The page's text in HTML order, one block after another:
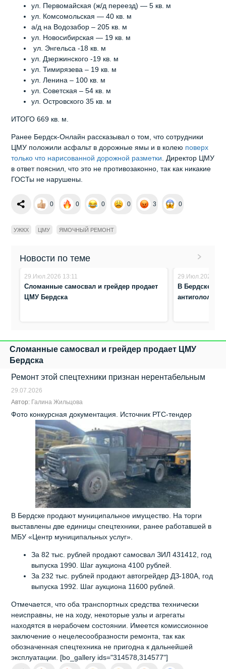
ул. Первомайская (ж/д переезд) — 5 кв. м
ул. Комсомольская — 40 кв. м
а/д на Водозабор – 205 кв. м
ул. Новосибирская — 19 кв. м
ул. Энгельса -18 кв. м
ул. Дзержинского -19 кв. м
ул. Тимирязева – 19 кв. м
ул. Ленина – 100 кв. м
ул. Советская – 54 кв. м
ул. Островского 35 кв. м
ИТОГО 669 кв. м.
Ранее Бердск-Онлайн рассказывал о том, что сотрудники
ЦМУ положили асфальт в дорожные ямы и в колею поверх
только что нарисованной дорожной разметки. Директор ЦМУ
в ответ пояснил, что это не противозаконно, так как никакие
ГОСТы не нарушены.
0 0 0 0 3 0
УЖКХ ЦМУ ЯМОЧНЫЙ РЕМОНТ
Новости по теме
29.Июл.2026 13:11
Сломанные самосвал и грейдер продает
ЦМУ Бердска
29.Июл.2026
В Бердске
Сломанные самосвал и грейдер продает ЦМУ
Бердска
Ремонт этой спецтехники признан нерентабельным
29.07.2026
Автор: Галина Жильцова
Фото конкурсная документация. Источник РТС-тендер
В Бердске продают муниципальное имущество. На торги
выставлены две единицы спецтехники, ранее работавшей в
МБУ «Центр муниципальных услуг».
За 82 тыс. рублей продают самосвал ЗИЛ 431412, год
выпуска 1990. Шаг аукциона 4100 рублей.
За 232 тыс. рублей продают автогрейдер ДЗ-180А, год
выпуска 1992. Шаг аукциона 11600 рублей.
Отмечается, что оба транспортных средства технически
неисправны, не на ходу, некоторые узлы и агрегаты
находятся в нерабочем состоянии. Имеется комиссионное
заключение о нецелесообразности ремонта, так как
обозначенная спецтехника не пригодна к дальнейшей
эксплуатации. [bo_gallery ids="314578,314577"]